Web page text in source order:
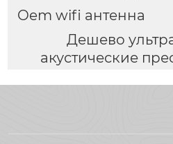
Oem wifi антенна
Дешево
акустические